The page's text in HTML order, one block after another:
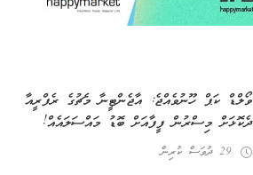
ވޯލްޑް ކަޕް ހޫނުވެއްޖެ: އާޖެންޓީނާ މެޗުގެ ރެފްރީއާ
ދެކޮޅަށް މިސްރުން ފީފާއަށް ބޮޑު މައްސަލައެއް!
29 ދުވަސް ކުރިން